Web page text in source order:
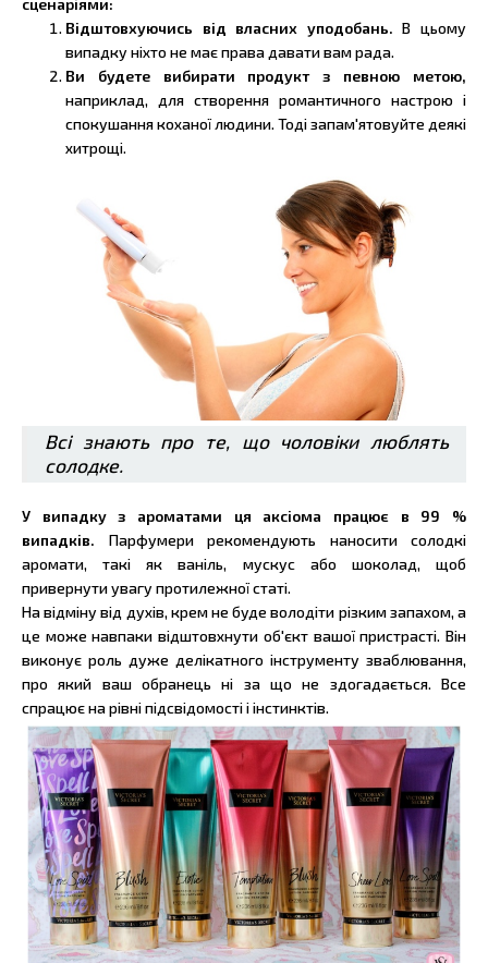
Відштовхуючись від власних уподобань.В цьому
випадку ніхто не має права давати вам рада.
Ви будете вибирати продукт з певною метою,
наприклад, для створення романтичного настрою і
спокушання коханої людини. Тоді запам'ятовуйте деякі
хитрощі.
Всі знають про те, що чоловіки люблять
солодке.
У випадку з ароматами ця аксіома працює в 99 %
випадків. Парфумери рекомендують наносити солодкі
аромати, такі як ваніль, мускус або шоколад, щоб
привернути увагу протилежної статі.
На відміну від духів, крем не буде володіти різким запахом, а
це може навпаки відштовхнути об'єкт вашої пристрасті. Він
виконує роль дуже делікатного інструменту зваблювання,
про який ваш обранець ні за що не здогадається. Все
спрацює на рівні підсвідомості і інстинктів.